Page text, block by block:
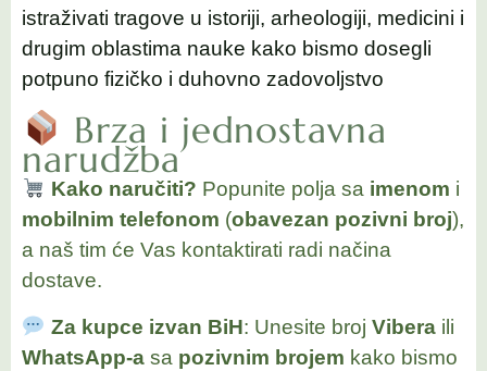
istraživati tragove u istoriji, arheologiji, medicini i
drugim oblastima nauke kako bismo dosegli
potpuno fizičko i duhovno zadovoljstvo
Brza i jednostavna
narudžba
Kako naručiti? Popunite polja sa imenom i
mobilnim telefonom (obavezan pozivni broj),
a naš tim će Vas kontaktirati radi načina
dostave.
Za kupce izvan BiH: Unesite broj Viberaili
WhatsApp-a sa pozivnim brojem kako bismo